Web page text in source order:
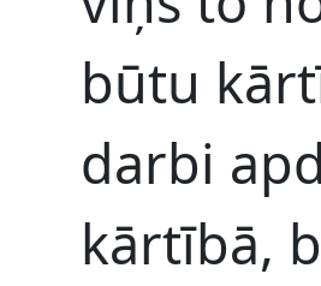
būtu
darbi
kārtībā,